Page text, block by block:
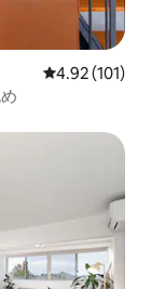
レビュー101
4.92 (101)